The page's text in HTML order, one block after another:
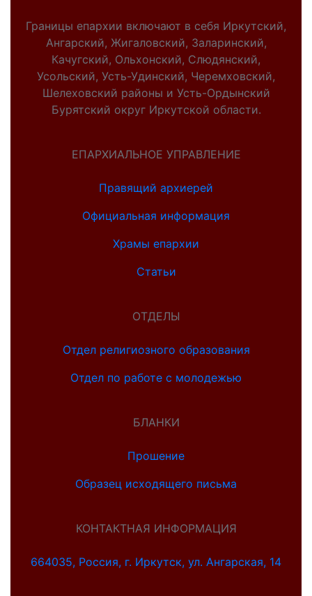
Границы епархии включают в себя Иркутский,
Ангарский, Жигаловский, Заларинский,
Качугский, Ольхонский, Слюдянский,
Усольский, Усть-Удинский, Черемховский,
Шелеховский районы и Усть-Ордынский
Бурятский округ Иркутской области.
ЕПАРХИАЛЬНОЕ УПРАВЛЕНИЕ
Правящий архиерей
Официальная информация
Храмы епархии
Статьи
ОТДЕЛЫ
Отдел религиозного образования
Отдел по работе с молодежью
БЛАНКИ
Прошение
Образец исходящего письма
КОНТАКТНАЯ ИНФОРМАЦИЯ
664035, Россия, г. Иркутск, ул. Ангарская, 14